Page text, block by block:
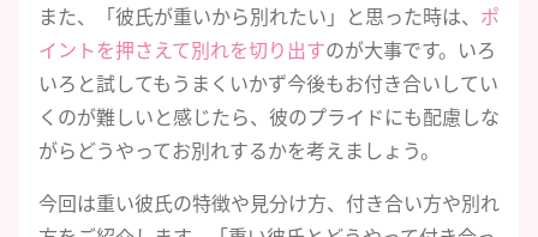
また、「彼氏が重いから別れたい」と思った時は、 ポ
イントを押さえて別れを切り出すのが大事です。いろ
いろと試してもうまくいかず今後もお付き合いしてい
くのが難しいと感じたら、彼のプライドにも配慮しな
がらどうやってお別れするかを考えましょう。
今回は重い彼氏の特徴や見分け方、付き合い方や別れ